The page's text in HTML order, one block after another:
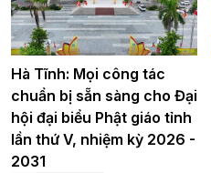
Hà Tĩnh: Mọi công tác
chuẩn bị sẵn sàng cho Đại
hội đại biểu Phật giáo tỉnh
lần thứ V, nhiệm kỳ 2026 -
2031